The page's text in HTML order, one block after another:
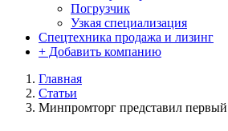
Погрузчик
Узкая специализация
Спецтехника продажа и лизинг
+ Добавить компанию
Главная
Статьи
Минпромторг представил первый